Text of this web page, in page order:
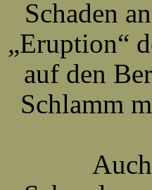
Schaden
„Eruption“
auf den
Schlamm